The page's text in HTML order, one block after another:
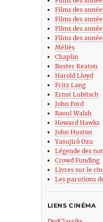
Films des
Films des
Films des
Films des
Méliès
Chaplin
Buster Keaton
Harold Lloyd
Fritz Lang
Ernst Lubitsch
John Ford
Raoul Walsh
Howard Hawks
John Huston
Yasujirô Ozu
Légende des
Crowd Funding
Livres sur le
Les parutions
LIENS CINÉMA